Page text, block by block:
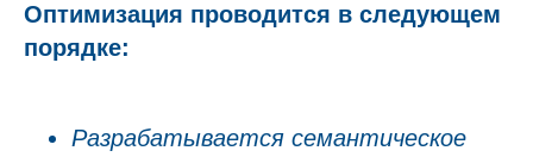
Оптимизация проводится в следующем
порядке:
Разрабатывается семантическое